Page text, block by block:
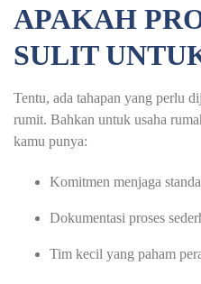
APAKAH
SULIT
Tentu, ada tahapan yang perlu
rumit. Bahkan untuk usaha
kamu punya:
Komitmen menjaga
Dokumentasi proses
Tim kecil yang paham